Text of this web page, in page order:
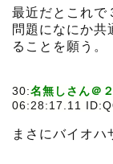
最近だとこれで
問題になにか共
ることを願う。
30:名無しさん＠
06:28:17.11
まさにバイオハ